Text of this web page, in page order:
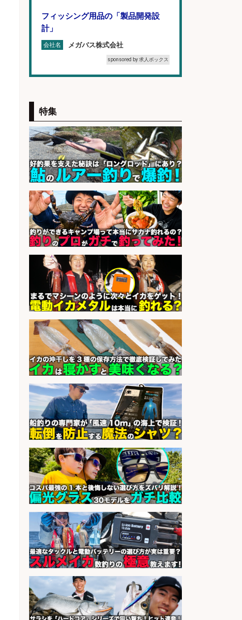
フィッシング用品の「製品開発設
計」
会社名 メガバス株式会社
sponsored by 求人ボックス
仕事です
会社名
株式会社スタッフサービス エン
ジニアガイド
sponsored by 求人ボックス
人材紹介事業責任者候補/飲食業界
ース市場上場
会社名 株式会社フーディソン
sponsored by 求人ボックス
魚をさばける方必見「鮮魚部門スタ
ッフ」/3つの働き方が選べる
会社名 株式会社旬
sponsored by 求人ボックス
魚の「バイヤー」貴方の目利きでヒ
ットを生む、裁量バイヤー募集
会社名 株式会社コムライン
sponsored by 求人ボックス
スーパーでお魚をパックに詰める鮮
魚担当スタッフ/未経験OK/週払い
OK/ブランクOK/富山市
会社名 株式会社ウォーライト
sponsored by 求人ボックス
「即日スタート」海外営業事務/大
手・有名企業/「週4日勤務」9時17
時半残業なし」お魚の輸入業務
@1900
会社名
パーソルテンプスタッフ株式会
社
sponsored by 求人ボックス
さらに求人情報を見る
特集